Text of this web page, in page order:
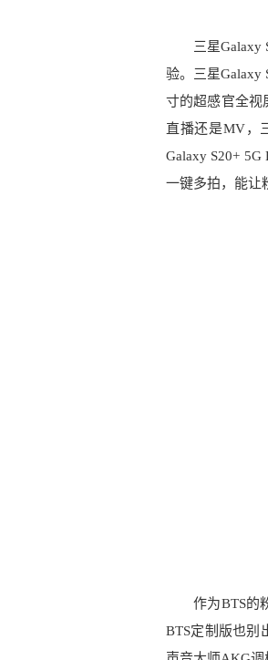
三星Galaxy
验。三星Galaxy
寸的超感官全视
直播还是MV，
Galaxy S20+
一键多拍，能让
作为BTS的
BTS定制版也别